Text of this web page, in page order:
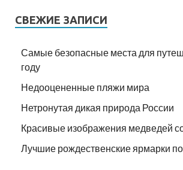
СВЕЖИЕ ЗАПИСИ
Самые безопасные места для
году
Недооцененные пляжи мира
Нетронутая дикая природа России
Красивые изображения медведей
Лучшие рождественские ярмарки